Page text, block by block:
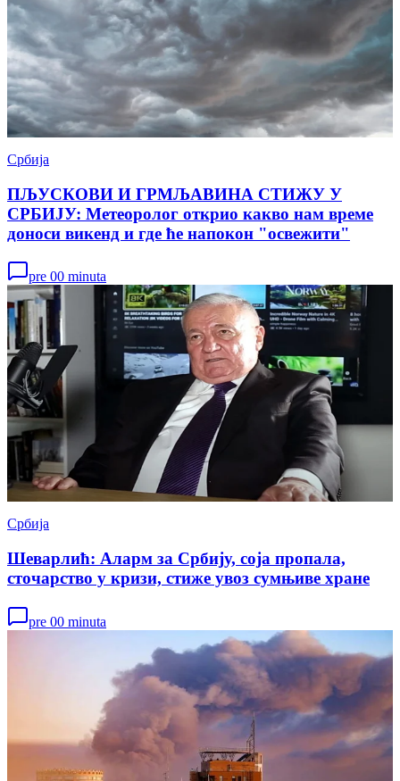
Србија
ПЉУСКОВИ И ГРМЉАВИНА СТИЖУ У
СРБИЈУ: Метеоролог открио какво нам време
доноси викенд и где ће напокон "освежити"
pre 00 minuta
Србија
Шеварлић: Аларм за Србију, соја пропала,
сточарство у кризи, стиже увоз сумњиве хране
pre 00 minuta